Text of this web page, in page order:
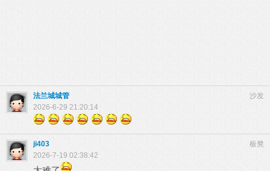
沙发
法兰城城管
2026-6-29 21:20:14
板凳
ji403
2026-7-19 02:38:42